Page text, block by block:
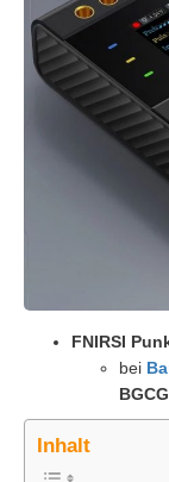
FNIRSI
bei
Inhalt